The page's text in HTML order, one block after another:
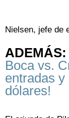
Nielsen, jefe de
ADEMÁS:
Boca vs.
entradas y
dólares!